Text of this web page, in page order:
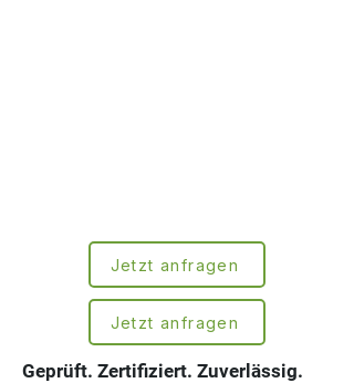
Jetzt anfragen
Jetzt anfragen
Geprüft. Zertifiziert. Zuverlässig.